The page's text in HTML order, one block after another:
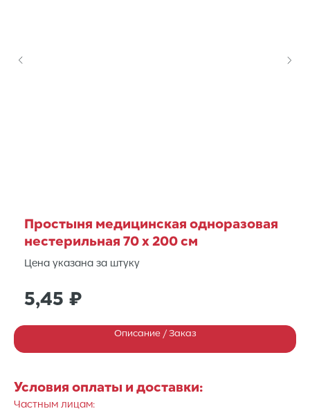
Простыня медицинская одноразовая
нестерильная 70 х 200 см
Цена указана за штуку
5,45 ₽
Описание / Заказ
Условия оплаты и доставки:
Частным лицам: